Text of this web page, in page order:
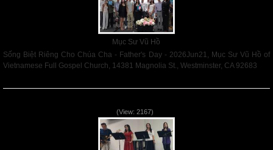
Mục Sư Vũ Hồ
Sống Biệt Riêng Cho Chúa Cha - Father's Day - 2026Jun21, Mục Sư Vũ Hồ of
Vietnamese Full Gospel Church, 14381 Magnolia St., Westminster, CA 92683
(View: 2167)